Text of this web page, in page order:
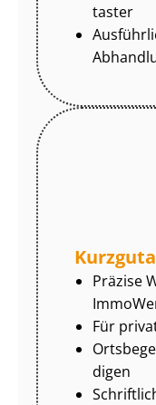
tas­ter
Präzise
Für
di­gen